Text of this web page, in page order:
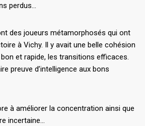
perdus…
des joueurs métamorphosés qui ont
à Vichy. Il y avait une belle cohésion
et rapide, les transitions efficaces.
preuve d’intelligence aux bons
à améliorer la concentration ainsi que
incertaine…